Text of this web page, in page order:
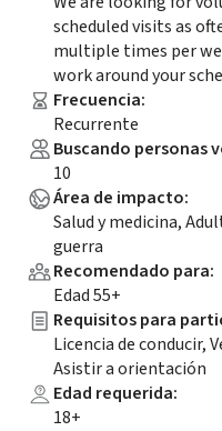
scheduled visits as
multiple times per
work around your
Frecuencia:
Recurrente
Buscando personas
10
Área de impacto:
Salud y medicina,
guerra
Recomendado para:
Edad 55+
Requisitos para
Licencia de conducir,
Asistir a orientación
Edad requerida:
18+